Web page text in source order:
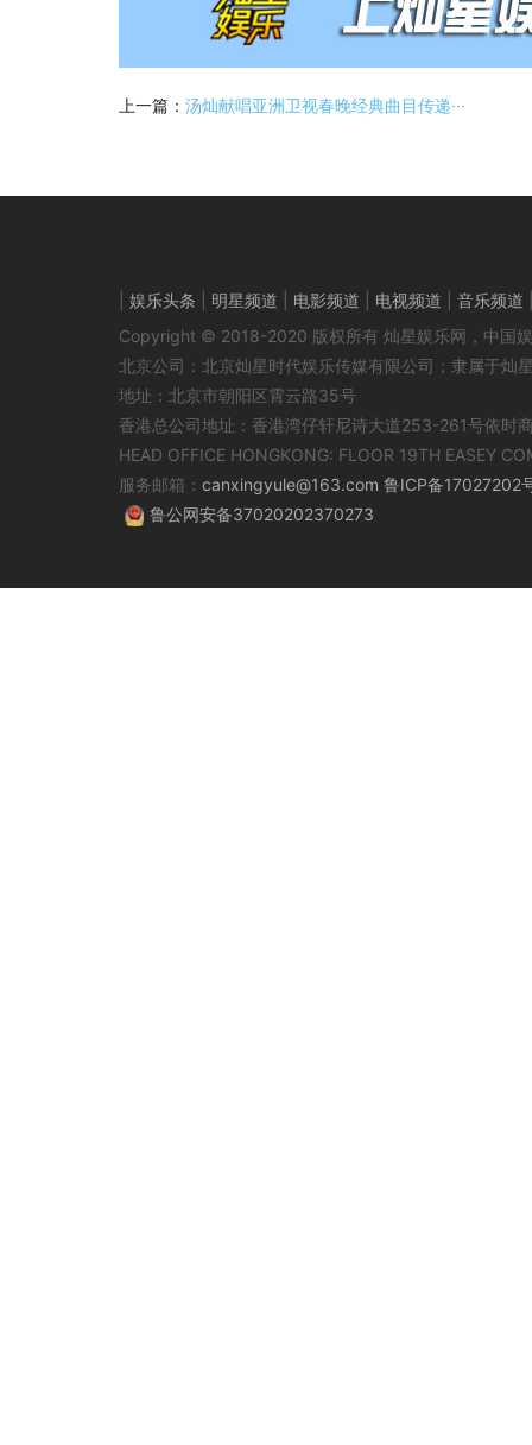
上一篇： 汤灿献唱亚洲卫视春晚经典曲目传递···
娱乐头条 明星频道 电影频道 电视频道 音乐频道
Copyright © 2018-2020 版权所有 灿星娱乐网，中国
北京公司：北京灿星时代娱乐传媒有限公司；隶属于灿
地址：北京市朝阳区霄云路35号
香港总公司地址：香港湾仔轩尼诗大道253-261号依时
HEAD OFFICE HONGKONG: FLOOR 19TH EASEY
服务邮箱： canxingyule@163.com 鲁ICP备17027202
鲁公网安备37020202370273